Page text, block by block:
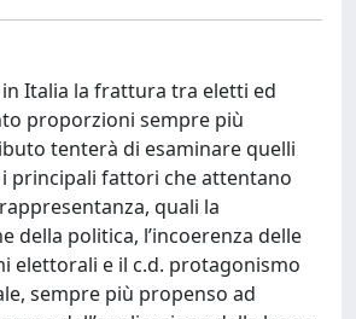
Italia la frattura tra eletti ed
proporzioni sempre più
tenterà di esaminare quelli
principali fattori che attentano
quali la
della politica, l’incoerenza delle
elettorali e il c.d. protagonismo
sempre più propenso ad